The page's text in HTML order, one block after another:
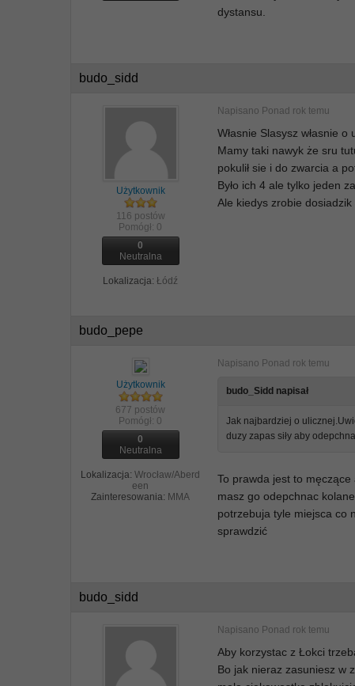
dystansu.
budo_sidd
Użytkownik
116 postów
Pomógł: 0
0
Neutralna
Lokalizacja: Łódź
Napisano Ponad rok temu
Własnie Slasysz własnie
Mamy taki nawyk że sru
pokulił sie i do zwarcia a
Było ich 4 ale tylko jeden
Ale kiedys zrobie
budo_pepe
Użytkownik
677 postów
Pomógł: 0
0
Neutralna
Lokalizacja: Wrocław/Aberd
een
Zainteresowania: MMA
Napisano Ponad rok temu
budo_Sidd napisał
Jak najbardziej o
duzy zapas siły aby
To prawda jest to
masz go odepchnac
potrzebuja tyle miejsca co
sprawdzić
budo_sidd
Napisano Ponad rok temu
Aby korzystac z Łokci
Bo jak nieraz zasuniesz w